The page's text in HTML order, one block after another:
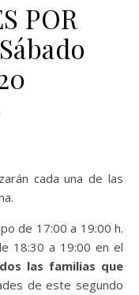
POR
cada una de las
de 17:00 a 19:00 h.
18:30 a 19:00 en el
las familias que
de este segundo